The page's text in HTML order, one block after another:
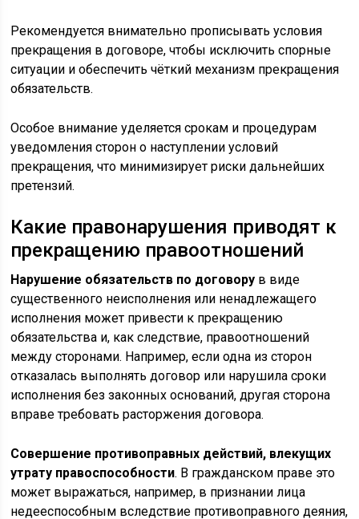
Рекомендуется внимательно прописывать условия
прекращения в договоре, чтобы исключить спорные
ситуации и обеспечить чёткий механизм прекращения
обязательств.
Особое внимание уделяется срокам и процедурам
уведомления сторон о наступлении условий
прекращения, что минимизирует риски дальнейших
претензий.
Какие правонарушения приводят к
прекращению правоотношений
Нарушение обязательств по договору в виде
существенного неисполнения или ненадлежащего
исполнения может привести к прекращению
обязательства и, как следствие, правоотношений
между сторонами. Например, если одна из сторон
отказалась выполнять договор или нарушила сроки
исполнения без законных оснований, другая сторона
вправе требовать расторжения договора.
Совершение противоправных действий, влекущих
утрату правоспособности. В гражданском праве это
может выражаться, например, в признании лица
недееспособным вследствие противоправного деяния,